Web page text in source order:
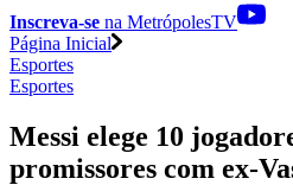
Inscreva-se na MetrópolesTV
Página Inicial
Esportes
Esportes
Messi elege 10
promissores com ex-